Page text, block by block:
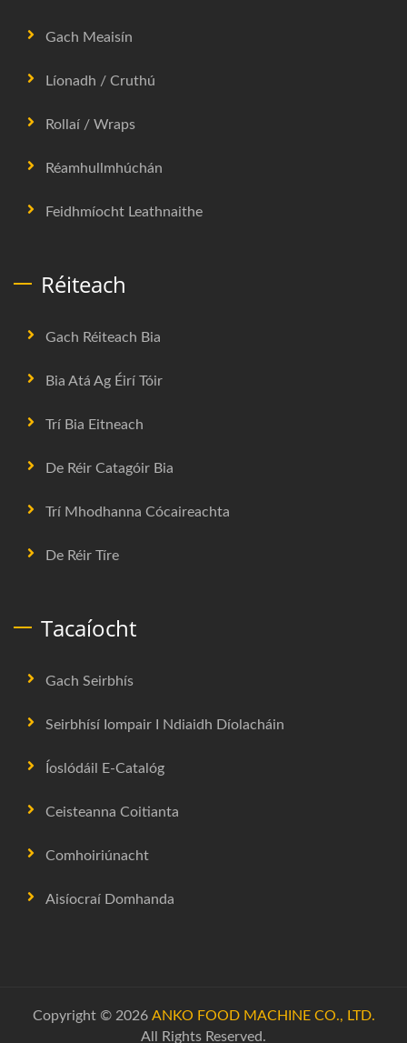
Gach Meaisín
Líonadh / Cruthú
Rollaí / Wraps
Réamhullmhúchán
Feidhmíocht Leathnaithe
Réiteach
Gach Réiteach Bia
Bia Atá Ag Éirí Tóir
Trí Bia Eitneach
De Réir Catagóir Bia
Trí Mhodhanna Cócaireachta
De Réir Tíre
Tacaíocht
Gach Seirbhís
Seirbhísí Iompair I Ndiaidh Díolacháin
Íoslódáil E-Catalóg
Ceisteanna Coitianta
Comhoiriúnacht
Aisíocraí Domhanda
Copyright © 2026 ANKO FOOD MACHINE CO., LTD.
All Rights Reserved.